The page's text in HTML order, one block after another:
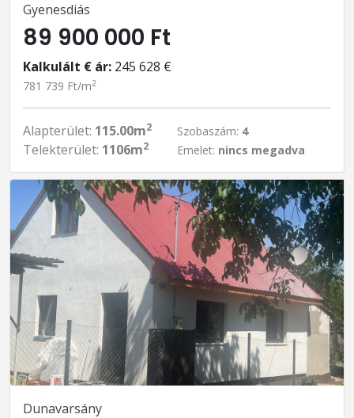
Gyenesdiás
89 900 000 Ft
Kalkulált € ár: 245 628 €
781 739 Ft/m2
Alapterület: 115.00m2
Telekterület: 1106m2
Szobaszám: 4
Emelet: nincs megadva
Dunavarsány